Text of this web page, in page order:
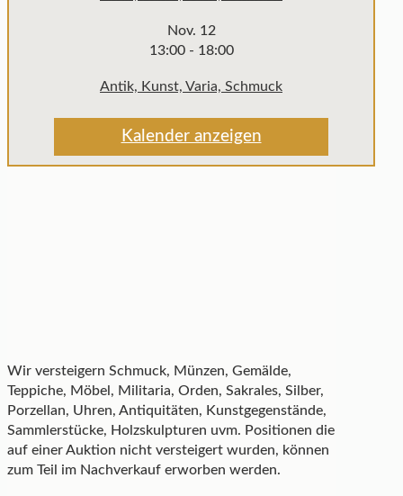
Nov. 12
13:00- 18:00
Antik, Kunst, Varia, Schmuck
Kalender anzeigen
Wir versteigern Schmuck, Münzen, Gemälde,
Teppiche, Möbel, Militaria, Orden, Sakrales, Silber,
Porzellan, Uhren, Antiquitäten, Kunstgegenstände,
Sammlerstücke, Holzskulpturen uvm. Positionen die
auf einer Auktion nicht versteigert wurden, können
zum Teil im Nachverkauf erworben werden.